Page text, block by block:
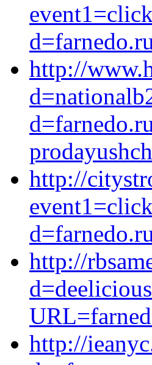
http://
http://
http://
http://